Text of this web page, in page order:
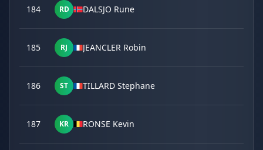
184 RD DALSJO Rune
185 RJ JEANCLER Robin
186 ST TILLARD Stephane
187 KR RONSE Kevin